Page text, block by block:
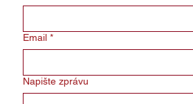
Email *
Napište zprávu